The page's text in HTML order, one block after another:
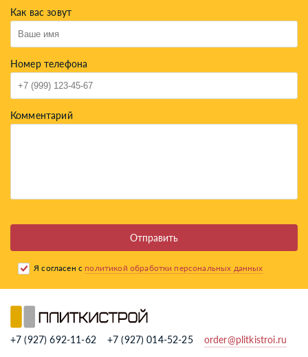
Как вас зовут
Номер телефона
Комментарий
Отправить
Я согласен с политикой обработки персональных данных
+7 (927) 692-11-62 +7 (927) 014-52-25 order@plitkistroi.ru